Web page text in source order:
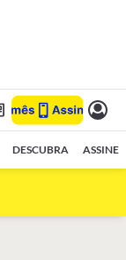
DESCUBRA ASSINE